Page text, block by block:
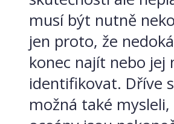
musí být nutně
jen proto, že
konec najít nebo jej
identifikovat. Dříve
možná také mysleli,